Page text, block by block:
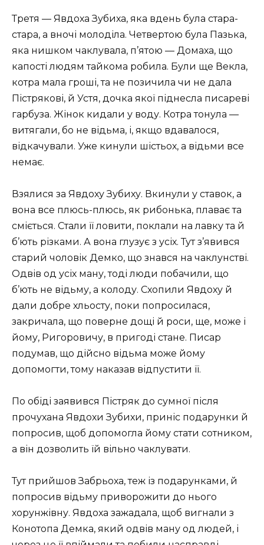
Третя — Явдоха Зубиха, яка вдень була стара-
стара, а вночі молоділа. Четвертою була Пазька,
яка нишком чаклувала, п’ятою — Домаха, що
капості людям тайкома робила. Були ще Векла,
котра мала гроші, та не позичила чи не дала
Пістрякові, й Устя, дочка якої піднесла писареві
гарбуза. Жінок кидали у воду. Котра тонула —
витягали, бо не відьма, і, якщо вдавалося,
відкачували. Уже кинули шістьох, а відьми все
немає.
Взялися за Явдоху Зубиху. Вкинули у ставок, а
вона все плюсь-плюсь, як рибонька, плаває та
сміється. Стали її ловити, поклали на лавку та й
б’ють різками. А вона глузує з усіх. Тут з’явився
старий чоловік Демко, що знався на чаклунстві.
Одвів од усіх ману, тоді люди побачили, що
б’ють не відьму, а колоду. Схопили Явдоху й
дали добре хльосту, поки попросилася,
закричала, що поверне дощі й роси, ще, може і
йому, Ригоровичу, в пригоді стане. Писар
подумав, що дійсно відьма може йому
допомогти, тому наказав відпустити її.
По обіді заявився Пістряк до сумної після
прочухана Явдохи Зубихи, приніс подарунки й
попросив, щоб допомогла йому стати сотником,
а він дозволить їй вільно чаклувати.
Тут прийшов Забрьоха, теж із подарунками, й
попросив відьму приворожити до нього
хорунжівну. Явдоха зажадала, щоб вигнали з
Конотопа Демка, який одвів ману од людей, і